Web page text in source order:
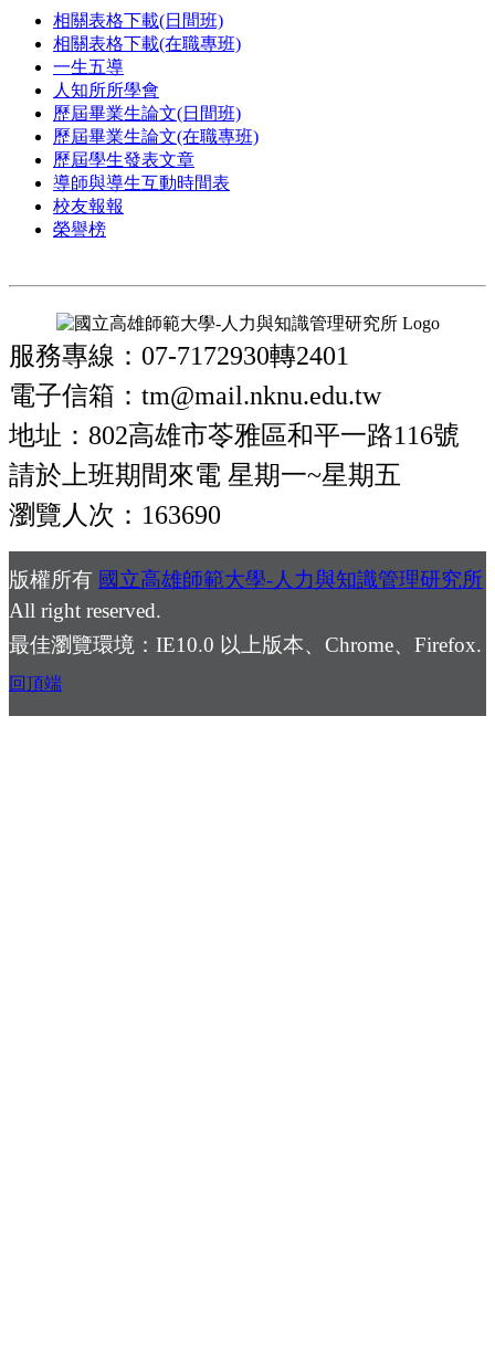
相關表格下載(日間班)
相關表格下載(在職專班)
一生五導
人知所所學會
歷屆畢業生論文(日間班)
歷屆畢業生論文(在職專班)
歷屆學生發表文章
導師與導生互動時間表
校友報報
榮譽榜
服務專線：07-7172930轉2401
電子信箱：tm@mail.nknu.edu.tw
地址：802高雄市苓雅區和平一路116號
請於上班期間來電 星期一~星期五
瀏覽人次：163690
版權所有 國立高雄師範大學-人力與知識管理研究所
All right reserved.
最佳瀏覽環境：IE10.0 以上版本、Chrome、Firefox.
回頂端